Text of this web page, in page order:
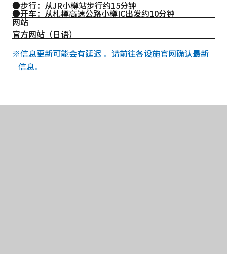
●步行：从JR小樽站步行约15分钟
●开车：从札樽高速公路小樽IC出发约10分钟
网站
官方网站（日语）
※信息更新可能会有延迟 。请前往各设施官网确认最新
信息。